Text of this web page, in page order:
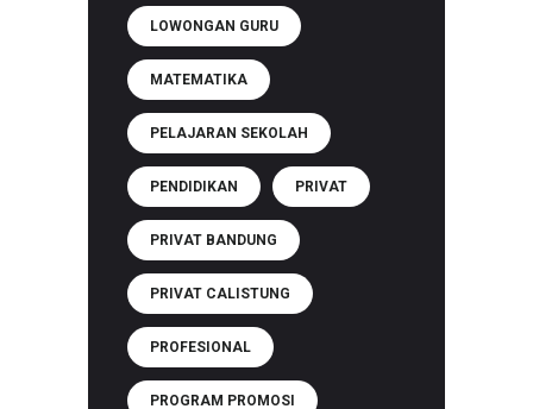
LOWONGAN GURU
MATEMATIKA
PELAJARAN SEKOLAH
PENDIDIKAN PRIVAT
PRIVAT BANDUNG
PRIVAT CALISTUNG
PROFESIONAL
PROGRAM PROMOSI